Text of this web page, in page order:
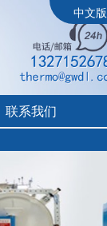
中文版
联系我们
参展信息